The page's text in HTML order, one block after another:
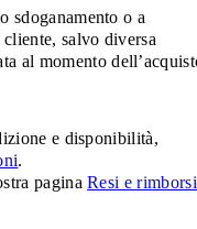
sdoganamento o a
salvo diversa
al momento
e disponibilità,
.
paginaResi e rimborsi